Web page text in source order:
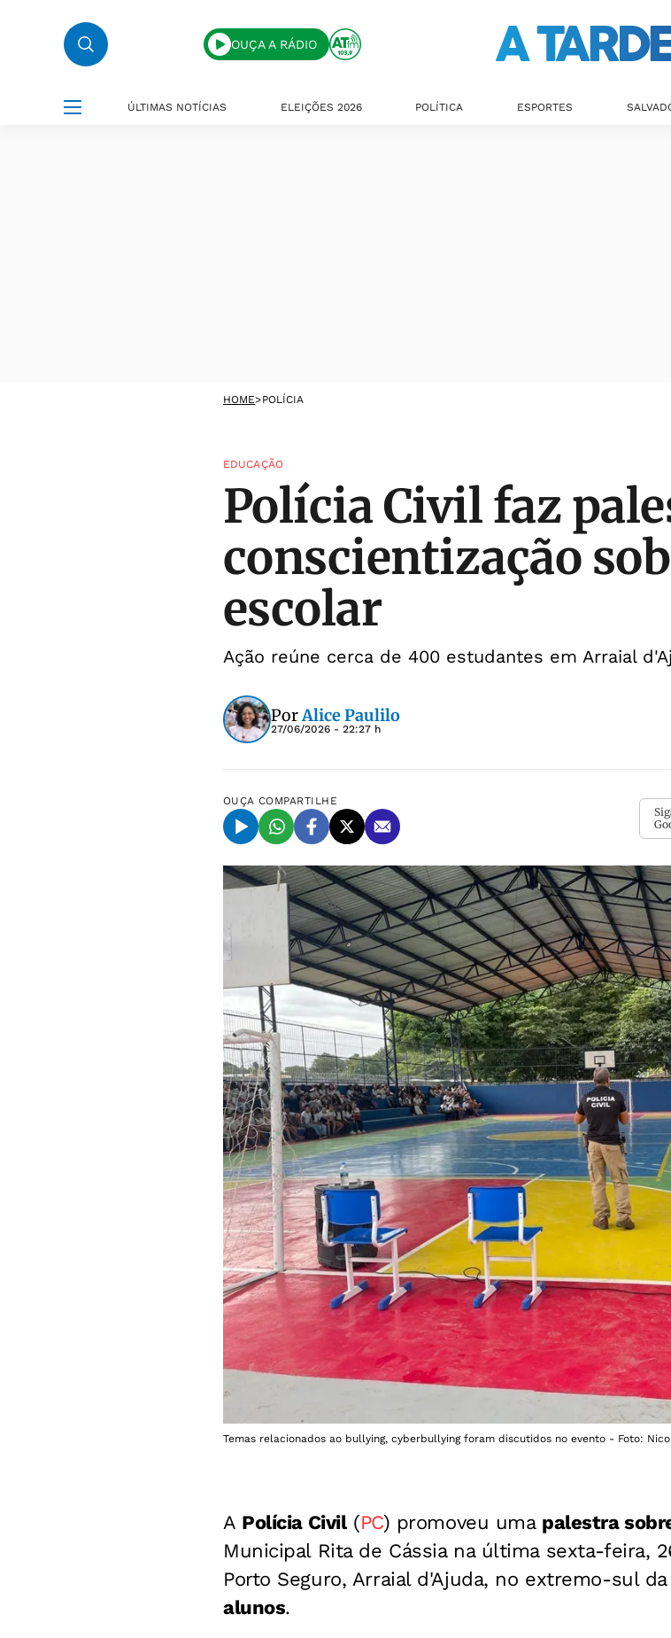
OUÇA A RÁDIO
ÚLTIMAS NOTÍCIAS ELEIÇÕES 2026 POLÍTICA ESPORTES
HOME>POLÍCIA
EDUCAÇÃO
Polícia Civil faz
conscientização
escolar
Ação reúne cerca de 400 estudantes em Arraial
PorAlice Paulilo
27/06/2026 - 22:27 h
OUÇA COMPARTILHE
Temas relacionados ao bullying, cyberbullying foram discutidos no evento - Foto:
A Polícia Civil(PC) promoveu uma palestra
Municipal Rita de Cássia na última sexta-feira,
Porto Seguro, Arraial d'Ajuda, no extremo-sul da
alunos.